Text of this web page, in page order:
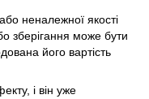
неналежної якості
зберігання може бути
його вартість
і він уже